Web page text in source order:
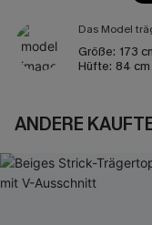
Das Model
Größe: 173
Hüfte: 84 cm
ANDERE